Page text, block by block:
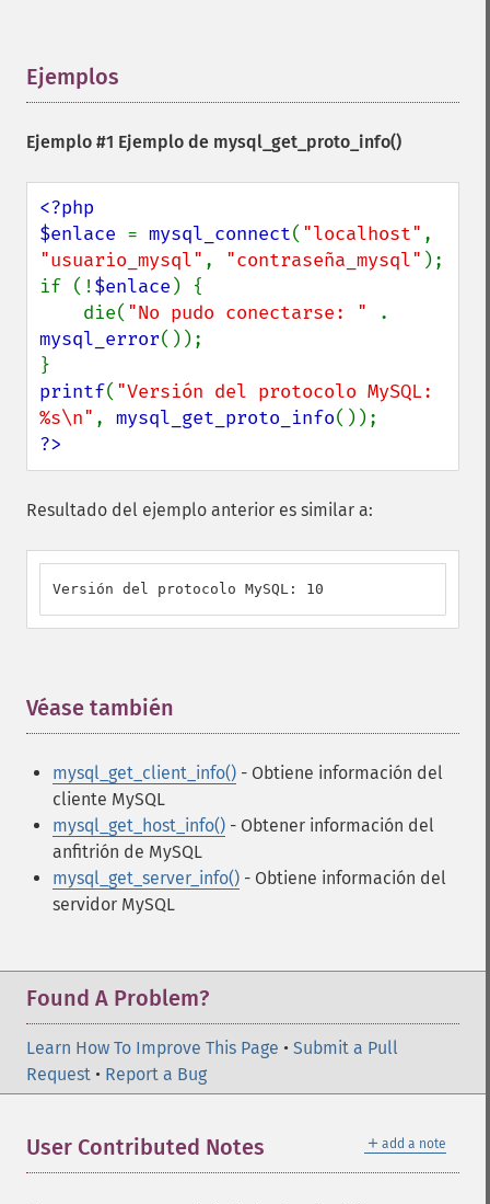
Ejemplos
Ejemplo #1 Ejemplo de mysql_get_proto_info()
<?php
$enlace = mysql_connect( "localhost"
"usuario_mysql" , "contraseña_mysql" );
if (!$enlace ) {
    die(
"No pudo conectarse: "
mysql_error());
printf( "Versión del protocolo MySQL:
%s\n" , mysql_get_proto_info
?>
Resultado del ejemplo anterior es similar a:
Versión del protocolo MySQL: 10
Véase también
mysql_get_client_info() - Obtiene información del
cliente MySQL
mysql_get_host_info() - Obtener información del
anfitrión de MySQL
mysql_get_server_info() - Obtiene información del
servidor MySQL
Found A Problem?
Learn How To Improve This Page • Submit a Pull
Request • Report a Bug
＋ add a note
User Contributed Notes